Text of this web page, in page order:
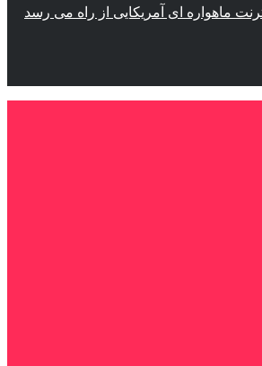
ماهواره ای آمریکایی از راه می رسد